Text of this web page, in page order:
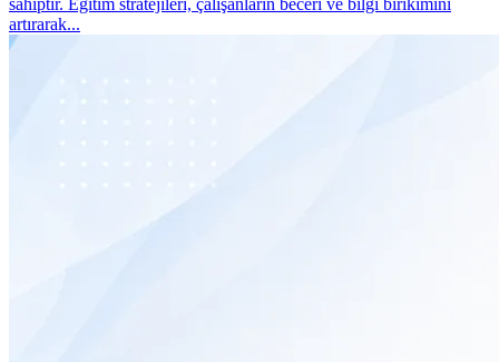
sahiptir. Eğitim stratejileri, çalışanların beceri ve bilgi birikimini
artırarak...